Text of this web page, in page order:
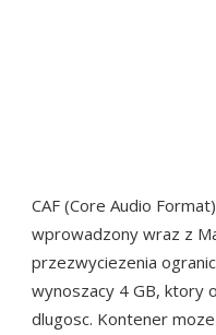
CAF (Core Audio
wprowadzony wraz z
przezwyciezenia
wynoszacy 4 GB, ktory
dlugosc. Kontener